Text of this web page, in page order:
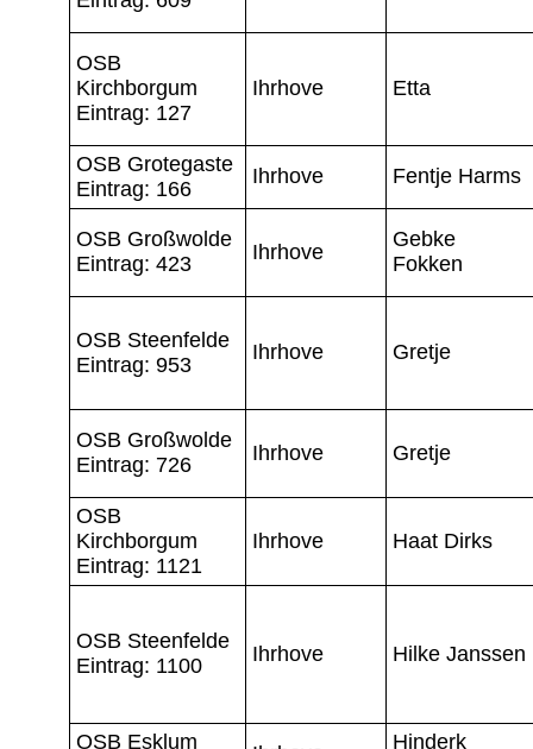
OSB
Kirchborgum
Eintrag: 127
Ihrhove Etta
OSB Grotegaste
Eintrag: 166
Ihrhove Fentje Harms
OSB Großwolde
Eintrag: 423
Ihrhove
Gebke
Fokken
OSB Steenfelde
Eintrag: 953
Ihrhove Gretje
OSB Großwolde
Eintrag: 726
Ihrhove Gretje
OSB
Kirchborgum
Eintrag: 1121
Ihrhove Haat Dirks
OSB Steenfelde
Eintrag: 1100
Ihrhove Hilke Janssen
OSB Esklum
Hinderk